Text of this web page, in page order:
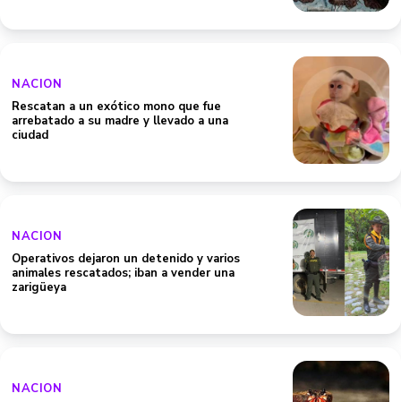
NACION
Rescatan a un exótico mono que fue
arrebatado a su madre y llevado a una
ciudad
NACION
Operativos dejaron un detenido y varios
animales rescatados; iban a vender una
zarigüeya
NACION